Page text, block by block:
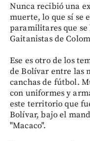
Nunca recibió una
muerte, lo que sí se
paramilitares que
Gaitanistas de
Ese es otro de los
de Bolívar entre las
canchas de fútbol.
con uniformes y
este territorio que
Bolívar, bajo el
"Macaco".